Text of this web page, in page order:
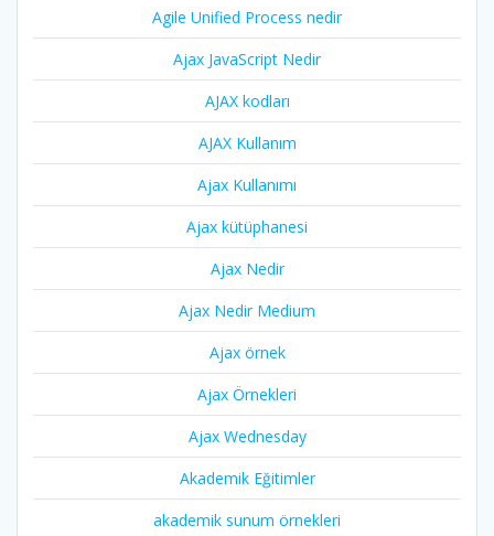
Agile Unified Process nedir
Ajax JavaScript Nedir
AJAX kodları
AJAX Kullanım
Ajax Kullanımı
Ajax kütüphanesi
Ajax Nedir
Ajax Nedir Medium
Ajax örnek
Ajax Örnekleri
Ajax Wednesday
Akademik Eğitimler
akademik sunum örnekleri